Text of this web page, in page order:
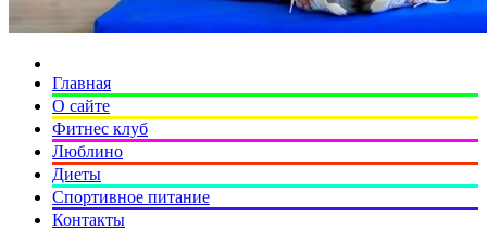
Главная
О сайте
Фитнес клуб
Люблино
Диеты
Спортивное питание
Контакты